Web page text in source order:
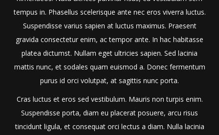
tempus in. Phasellus scelerisque ante nec eros viverra luctus.
Suspendisse varius sapien at luctus maximus. Praesent
gravida consectetur enim, ac tempor ante. In hac habitasse
platea dictumst. Nullam eget ultricies sapien. Sed lacinia
mattis nunc, et sodales quam euismod a. Donec fermentum
purus id orci volutpat, at sagittis nunc porta.
Cras luctus et eros sed vestibulum. Mauris non turpis enim.
Suspendisse porta, diam eu placerat posuere, arcu risus
tincidunt ligula, et consequat orci lectus a diam. Nulla lacinia